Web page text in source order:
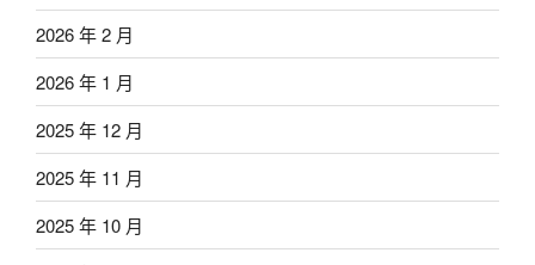
2026 年 2 月
2026 年 1 月
2025 年 12 月
2025 年 11 月
2025 年 10 月